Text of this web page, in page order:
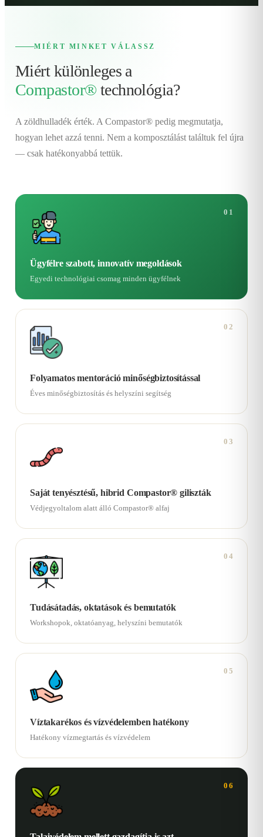
MIÉRT MINKET VÁLASSZ
Miért különleges a
Compastor® technológia?
A zöldhulladék érték. A Compastor® pedig megmutatja,
hogyan lehet azzá tenni. Nem a komposztálást találtuk fel újra
— csak hatékonyabbá tettük.
01
Ügyfélre szabott, innovatív megoldások
Egyedi technológiai csomag minden ügyfélnek
02
Folyamatos mentoráció minőségbiztosítással
Éves minőségbiztosítás és helyszíni segítség
03
Saját tenyésztésű, hibrid Compastor® giliszták
Védjegyoltalom alatt álló Compastor® alfaj
04
Tudásátadás, oktatások és bemutatók
Workshopok, oktatóanyag, helyszíni bemutatók
05
Víztakarékos és vízvédelemben hatékony
Hatékony vízmegtartás és vízvédelem
06